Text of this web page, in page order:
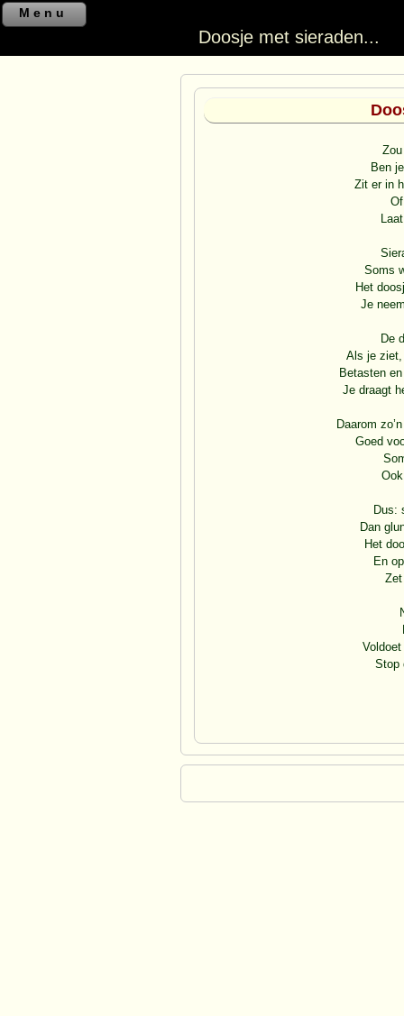
Menu
Doosje met sieraden...
Ben
Zit er in
Soms
Het
Je
De
Als je ziet,
Betasten
Je draagt
Daarom
Goed
Dus:
Dan
Het
En
Stop